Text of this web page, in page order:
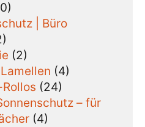
| Büro
(2)
(4)
(24)
– für
(4)